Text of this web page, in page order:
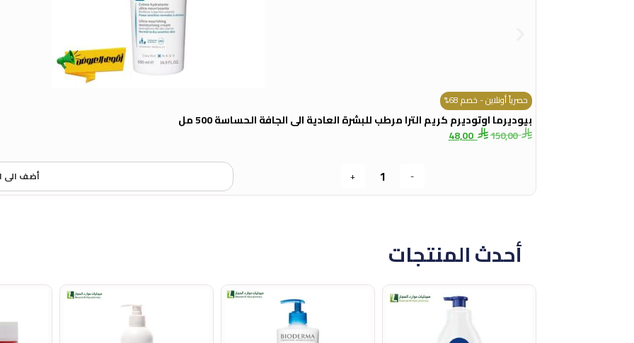
حصرياً أونلاين - خصم 68%
بيوديرما اوتوديرم كريم الترا مرطب للبشرة العادية الى الجافة الحساسة 500 مل
150,00
48,00
-
+ أضف الى
أحدث المنتجات